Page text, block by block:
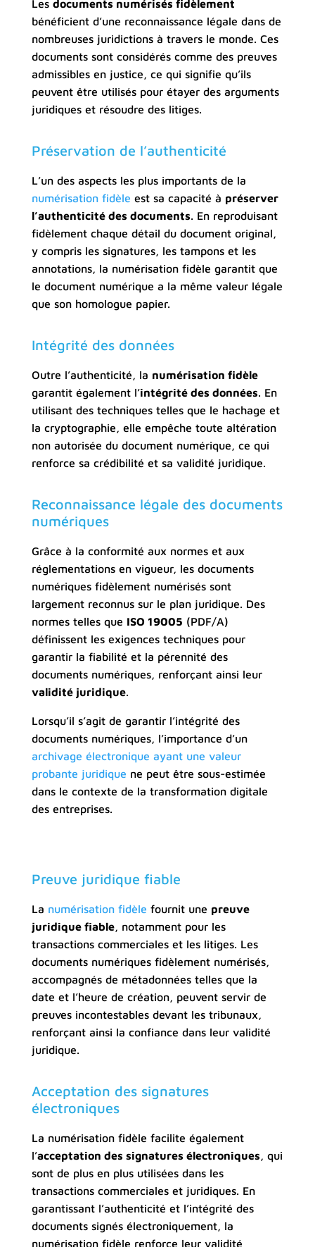
Les documents numérisés fidèlement
bénéficient d’une reconnaissance légale dans de
nombreuses juridictions à travers le monde. Ces
documents sont considérés comme des preuves
admissibles en justice, ce qui signifie qu’ils
peuvent être utilisés pour étayer des arguments
juridiques et résoudre des litiges.
Préservation de l’authenticité
L’un des aspects les plus importants de la
numérisation fidèle est sa capacité à préserver
l’authenticité des documents. En reproduisant
fidèlement chaque détail du document original,
y compris les signatures, les tampons et les
annotations, la numérisation fidèle garantit que
le document numérique a la même valeur légale
que son homologue papier.
Intégrité des données
Outre l’authenticité, la numérisation fidèle
garantit également l’intégrité des données. En
utilisant des techniques telles que le hachage et
la cryptographie, elle empêche toute altération
non autorisée du document numérique, ce qui
renforce sa crédibilité et sa validité juridique.
Reconnaissance légale des documents
numériques
Grâce à la conformité aux normes et aux
réglementations en vigueur, les documents
numériques fidèlement numérisés sont
largement reconnus sur le plan juridique. Des
normes telles que ISO 19005 (PDF/A)
définissent les exigences techniques pour
garantir la fiabilité et la pérennité des
documents numériques, renforçant ainsi leur
validité juridique.
Lorsqu’il s’agit de garantir l’intégrité des
documents numériques, l’importance d’un
archivage électronique ayant une valeur
probante juridique ne peut être sous-estimée
dans le contexte de la transformation digitale
des entreprises.
Preuve juridique fiable
La numérisation fidèle fournit une preuve
juridique fiable, notamment pour les
transactions commerciales et les litiges. Les
documents numériques fidèlement numérisés,
accompagnés de métadonnées telles que la
date et l’heure de création, peuvent servir de
preuves incontestables devant les tribunaux,
renforçant ainsi la confiance dans leur validité
juridique.
Acceptation des signatures
électroniques
La numérisation fidèle facilite également
l’acceptation des signatures électroniques, qui
sont de plus en plus utilisées dans les
transactions commerciales et juridiques. En
garantissant l’authenticité et l’intégrité des
documents signés électroniquement, la
numérisation fidèle renforce leur validité